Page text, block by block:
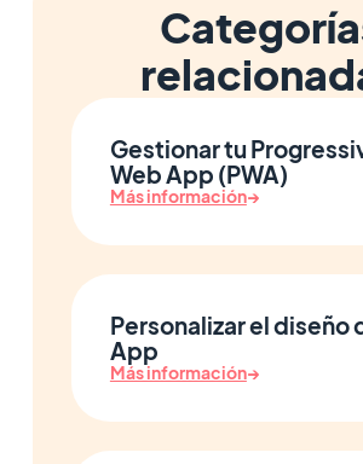
Gestionar tu
Web App (PWA)
Más información→
Personalizar el diseño
App
Más información→